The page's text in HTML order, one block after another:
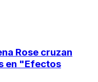
Rose cruzan
en "Efectos